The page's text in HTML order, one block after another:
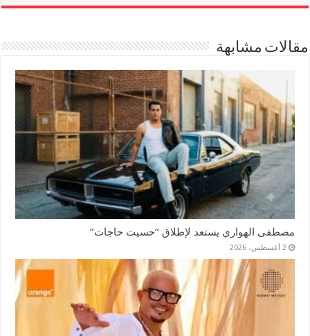
مقالات مشابهة
مصطفى الهواري يستعد لإطلاق “حسيت حاجات”
2 أغسطس، 2026